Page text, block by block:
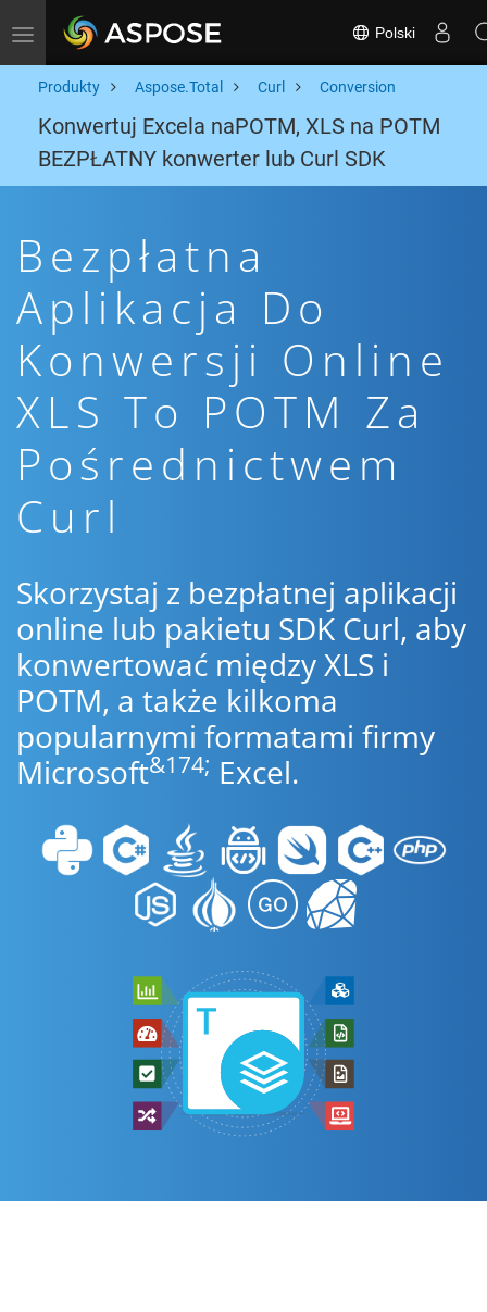
Toggle navigation Polski
Produkty Aspose.Total Curl Conversion
Konwertuj Excela naPOTM, XLS na POTM
BEZPŁATNY konwerter lub Curl SDK
Bezpłatna
Aplikacja Do
Konwersji Online
XLS To POTM Za
Pośrednictwem
Curl
Skorzystaj z bezpłatnej aplikacji
online lub pakietu SDK Curl, aby
konwertować między XLS i
POTM, a także kilkoma
popularnymi formatami firmy
Microsoft&174; Excel.